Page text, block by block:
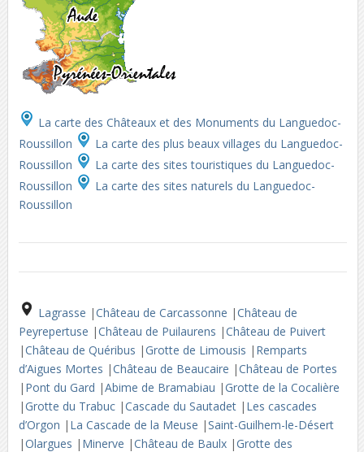
La carte des Châteaux et des Monuments du Languedoc-
Roussillon
La carte des plus beaux villages du Languedoc-
Roussillon
La carte des sites touristiques du Languedoc-
Roussillon
La carte des sites naturels du Languedoc-
Roussillon
Lagrasse |Château de Carcassonne |Château de
Peyrepertuse |Château de Puilaurens |Château de Puivert
|Château de Quéribus |Grotte de Limousis | Remparts
d’Aigues Mortes |Château de Beaucaire |Château de Portes
| Pont du Gard |Abime de Bramabiau |Grotte de la Cocalière
|Grotte du Trabuc |Cascade du Sautadet | Les cascades
d’Orgon | La Cascade de la Meuse |Saint-Guilhem-le-Désert
|Olargues | Minerve |Château de Baulx |Grotte des